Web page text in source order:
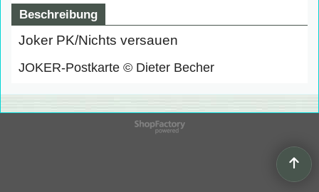
Beschreibung
Joker PK/Nichts versauen
JOKER-Postkarte © Dieter Becher
WebShop erstellt mit
ShopFactory Shop